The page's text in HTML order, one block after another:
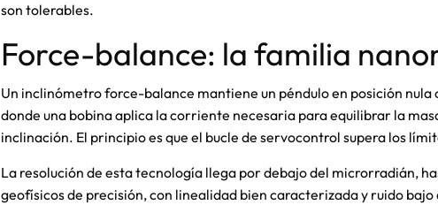
son tolerables.
Force-balance: la familia
Un inclinómetro force-balance mantiene un péndulo en posición
donde una bobina aplica la corriente necesaria para equilibrar la
inclinación. El principio es que el bucle de servocontrol supera los
La resolución de esta tecnología llega por debajo del microrradián,
geofísicos de precisión, con linealidad bien caracterizada y ruido bajo